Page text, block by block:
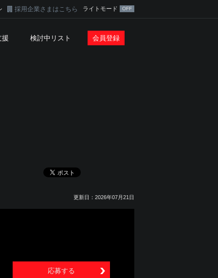
採用企業さまはこちら ライトモード
援 検討中リスト 会員登録
更新日：2026年07月21日
応募する